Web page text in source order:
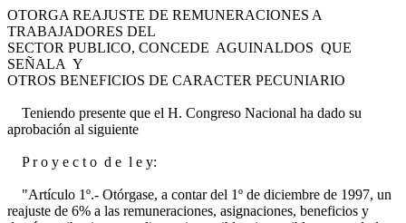
OTORGA REAJUSTE DE REMUNERACIONES A
TRABAJADORES DEL
SECTOR PUBLICO, CONCEDE AGUINALDOS QUE
SEÑALA Y
OTROS BENEFICIOS DE CARACTER PECUNIARIO
Teniendo presente que el H. Congreso Nacional ha dado su
aprobación al siguiente
P r o y e c t o d e l e y:
"Artículo 1º.- Otórgase, a contar del 1º de diciembre de 1997, un
reajuste de 6% a las remuneraciones, asignaciones, beneficios y